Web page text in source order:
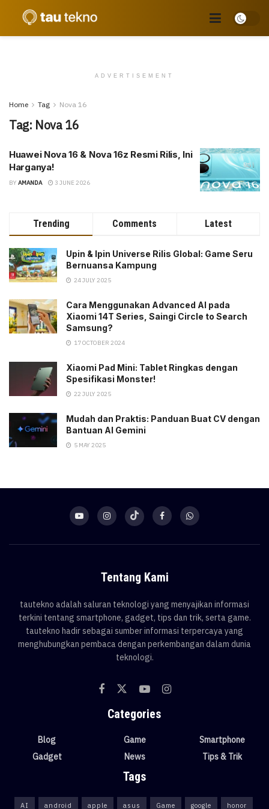
ADVERTISEMENT
Home Tag Nova 16
Tag: Nova 16
Huawei Nova 16 & Nova 16z Resmi Rilis, Ini
Harganya!
BY AMANDA 3 JUNE 2026
Trending Comments Latest
Upin & Ipin Universe Rilis Global: Game Seru
Bernuansa Kampung
24 JULY 2025
Cara Menggunakan Advanced AI pada
Xiaomi 14T Series, Saingi Circle to Search
Samsung?
17 OCTOBER 2024
Xiaomi Pad Mini: Tablet Ringkas dengan
Spesifikasi Monster!
22 JULY 2025
Mudah dan Praktis: Panduan Buat CV dengan
Bantuan AI Gemini
5 MAY 2025
Tentang Kami
tautekno adalah saluran teknologi yang menyajikan informasi
terkini tentang smartphone, gadget, tips dan trik, serta game.
tautekno hadir sebagai sumber informasi terpercaya yang
menghubungkan pembaca dengan perkembangan dalam dunia
teknologi.
Categories
Blog
Gadget
Game
News
Smartphone
Tips & Trik
Tags
AI android apple asus Game google honor